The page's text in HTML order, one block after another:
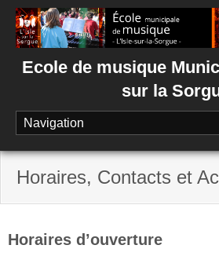
Skip
content
Ecole de musique
sur la
Horaires, Contacts et
Horaires d’ouverture